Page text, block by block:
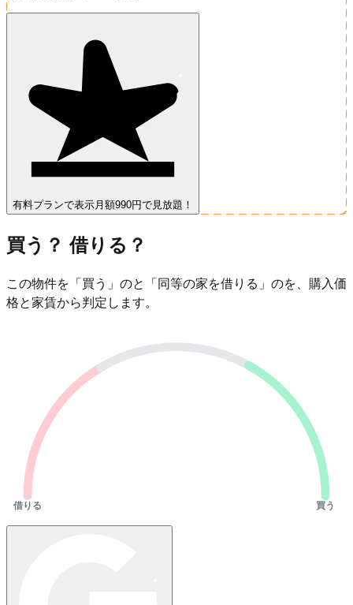
有料プランで表示 月額990円で見放題！
買う？ 借りる？
この物件を「買う」のと「同等の家を借りる」のを、購入価
格と家賃から判定します。
借りる 買う